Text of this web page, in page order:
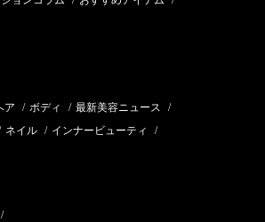
ア / ボディ / 最新美容ニュース /
ネイル / インナービューティ /
/